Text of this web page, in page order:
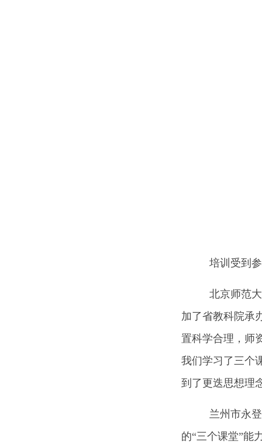
培训受到参
北京师范大
加了省教科院承
置科学合理，师
我们学习了三个
到了更迭思想理
兰州市永登
的“三个课堂”能